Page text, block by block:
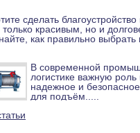
сделать благоустройство
только красивым, но и
как правильно выбрать
В современной
логистике важную роль
надежное и
для подъём